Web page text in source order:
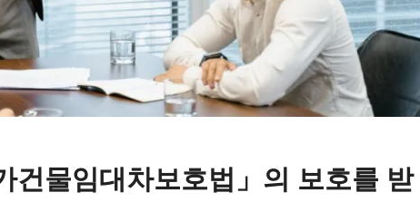
건물임대차보호법」의 보호를 받